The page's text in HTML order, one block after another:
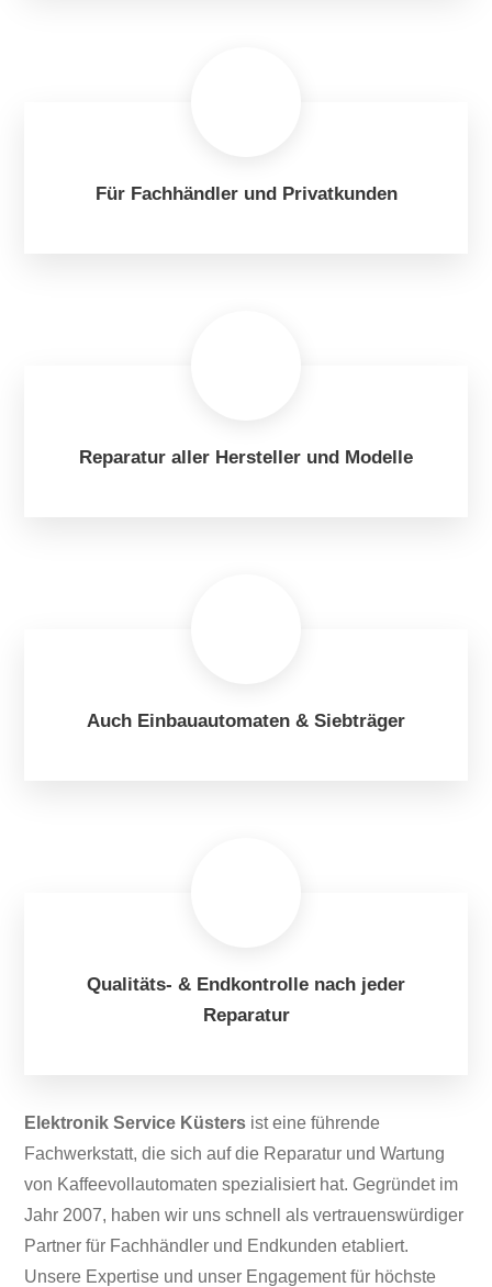
Für Fachhändler und Privatkunden
Reparatur aller Hersteller und Modelle
Auch Einbauautomaten & Siebträger
Qualitäts- & Endkontrolle nach jeder
Reparatur
Elektronik Service Küsters ist eine führende
Fachwerkstatt, die sich auf die Reparatur und Wartung
von Kaffeevollautomaten spezialisiert hat. Gegründet im
Jahr 2007, haben wir uns schnell als vertrauenswürdiger
Partner für Fachhändler und Endkunden etabliert.
Unsere Expertise und unser Engagement für höchste